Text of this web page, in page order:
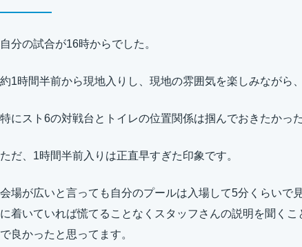
自分の試合が16時からでした。
約1時間半前から現地入りし、現地の雰囲気を楽しみながら
特にスト6の対戦台とトイレの位置関係は掴んでおきたかっ
ただ、1時間半前入りは正直早すぎた印象です。
会場が広いと言っても自分のプールは入場して5分くらいで
に着いていれば慌てることなくスタッフさんの説明を聞く
で良かったと思ってます。